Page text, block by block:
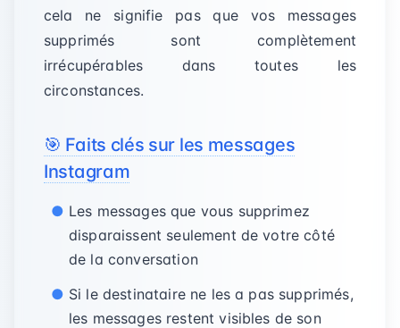
cela ne signifie pas que vos messages
supprimés sont complètement
irrécupérables dans toutes les
circonstances.
🎯 Faits clés sur les messages
Instagram
Les messages que vous supprimez
disparaissent seulement de votre côté
de la conversation
Si le destinataire ne les a pas supprimés,
les messages restent visibles de son